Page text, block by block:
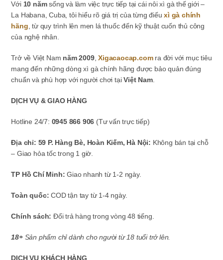
Với 10 nămsống và làm việc trực tiếp tại cái nôi xì gà thế giới –
La Habana, Cuba, tôi hiểu rõ giá trị của từng điếuxì gà chính
hãng , từ quy trình lên men lá thuốc đến kỹ thuật cuốn thủ công
của nghệ nhân.
Trở về Việt Nam năm 2009,Xigacaocap.comra đời với mục tiêu
mang đến những dòng xì gà chính hãng được bảo quản đúng
chuẩn và phù hợp với người chơi tạiViệt Nam.
DỊCH VỤ & GIAO HÀNG
Hotline 24/7: 0945 866 906 (Tư vấn trực tiếp)
Địa chỉ: 59 P. Hàng Bè, Hoàn Kiếm, Hà Nội: Không bán tại chỗ
– Giao hỏa tốc trong 1 giờ.
TP Hồ Chí Minh: Giao nhanh từ 1-2 ngày.
Toàn quốc: COD tận tay từ 1-4 ngày.
Chính sách: Đổi trả hàng trong vòng 48 tiếng.
18+ Sản phẩm chỉ dành cho người từ 18 tuổi trở lên.
DỊCH VỤ KHÁCH HÀNG